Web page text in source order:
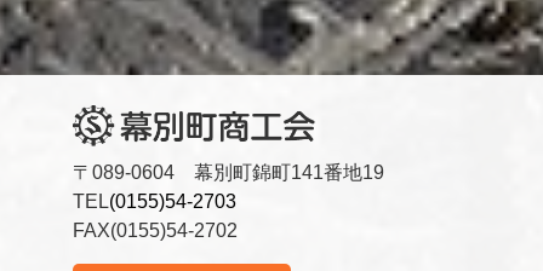
〒089-0604 幕別町錦町141番地19
TEL(0155)54-2703
FAX(0155)54-2702